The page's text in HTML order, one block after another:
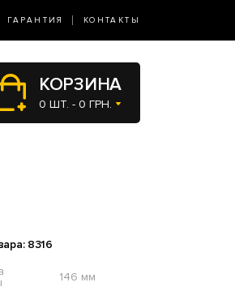
ГАРАНТИЯ КОНТАКТЫ
КОРЗИНА
0 ШТ. - 0 ГРН.
8316
146 мм